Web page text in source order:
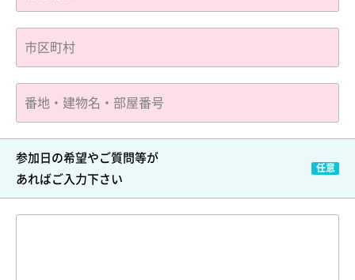
参加日の希望やご質問等が
あればご入力下さい